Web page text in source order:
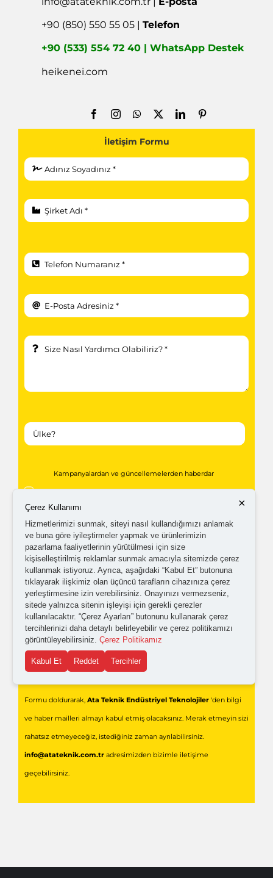
+90 (850) 550 55 05 |Telefon
+90 (533) 554 72 40 | WhatsApp Destek
heikenei.com
İletişim Formu
Kampanyalardan ve güncellemelerden haberdar
gönderilmesini kabul ediyorum.
Kişisel verilerimin işlenmesine yönelikaydınlatma ve
açık rıza metni 'ni okudum, onaylıyorum.
Gönder
Formu doldurarak, Ata Teknik Endüstriyel Teknolojiler'den bilgi
ve haber mailleri almayı kabul etmiş olacaksınız. Merak etmeyin sizi
rahatsız etmeyeceğiz, istediğiniz zaman ayrılabilirsiniz.
info@atateknik.com.tradresimizden bizimle iletişime
geçebilirsiniz.
×
Çerez Kullanımı
Hizmetlerimizi sunmak, siteyi nasıl kullandığımızı anlamak
ve buna göre iyileştirmeler yapmak ve ürünlerimizin
pazarlama faaliyetlerinin yürütülmesi için size
kişiselleştirilmiş reklamlar sunmak amacıyla sitemizde çerez
kullanmak istiyoruz. Ayrıca, aşağıdaki “Kabul Et” butonuna
tıklayarak ilişkimiz olan üçüncü tarafların cihazınıza çerez
yerleştirmesine izin verebilirsiniz. Onayınızı vermezseniz,
sitede yalnızca sitenin işleyişi için gerekli çerezler
kullanılacaktır. “Çerez Ayarları” butonunu kullanarak çerez
tercihlerinizi daha detaylı belirleyebilir ve çerez politikamızı
görüntüleyebilirsiniz. Çerez Politikamız
Kabul Et Reddet Tercihler